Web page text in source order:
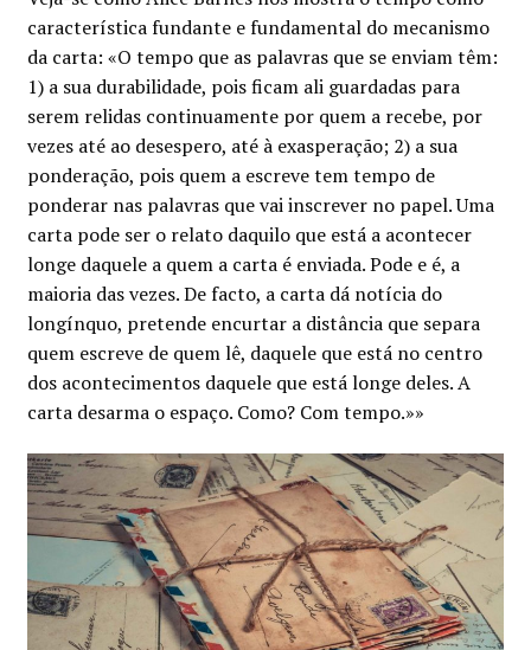
Política de privacidade
Termos e Condições
Mapa do site
característica fundante e fundamental do mecanismo
da carta: «O tempo que as palavras que se enviam têm:
1) a sua durabilidade, pois ficam ali guardadas para
serem relidas continuamente por quem a recebe, por
vezes até ao desespero, até à exasperação; 2) a sua
ponderação, pois quem a escreve tem tempo de
ponderar nas palavras que vai inscrever no papel. Uma
carta pode ser o relato daquilo que está a acontecer
longe daquele a quem a carta é enviada. Pode e é, a
maioria das vezes. De facto, a carta dá notícia do
longínquo, pretende encurtar a distância que separa
quem escreve de quem lê, daquele que está no centro
dos acontecimentos daquele que está longe deles. A
carta desarma o espaço. Como? Com tempo.»»